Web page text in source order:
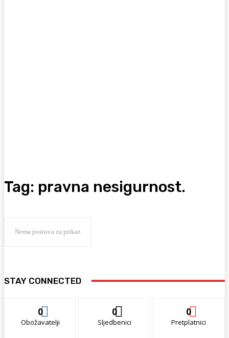
Tag: pravna nesigurnost.
Nema postova za prikaz
STAY CONNECTED
0
Obožavatelji
0
Sljedbenici
0
Pretplatnici